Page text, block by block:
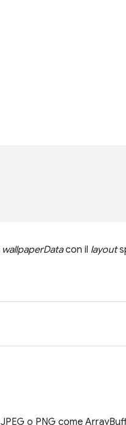
wallpaperDatacon il layout
o PNG come